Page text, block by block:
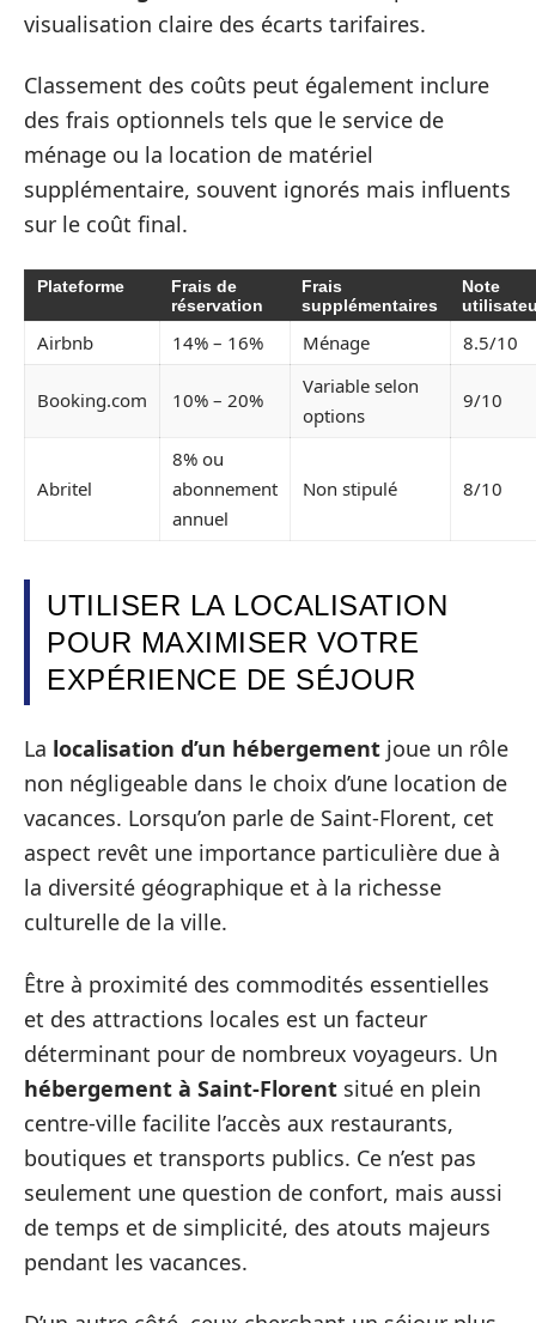
visualisation claire des écarts tarifaires.
Classement des coûts peut également inclure
des frais optionnels tels que le service de
ménage ou la location de matériel
supplémentaire, souvent ignorés mais influents
sur le coût final.
Plateforme
Frais de
réservation
Frais
supplémentaires
Note
Airbnb 14% – 16% Ménage 8.5/10
Booking.com 10% – 20%
Variable selon
options
9/10
Abritel
8% ou
abonnement
annuel
Non stipulé 8/10
UTILISER LA LOCALISATION
POUR MAXIMISER VOTRE
EXPÉRIENCE DE SÉJOUR
La localisation d’un hébergement joue un rôle
non négligeable dans le choix d’une location de
vacances. Lorsqu’on parle de Saint-Florent, cet
aspect revêt une importance particulière due à
la diversité géographique et à la richesse
culturelle de la ville.
Être à proximité des commodités essentielles
et des attractions locales est un facteur
déterminant pour de nombreux voyageurs. Un
hébergement à Saint-Florent situé en plein
centre-ville facilite l’accès aux restaurants,
boutiques et transports publics. Ce n’est pas
seulement une question de confort, mais aussi
de temps et de simplicité, des atouts majeurs
pendant les vacances.